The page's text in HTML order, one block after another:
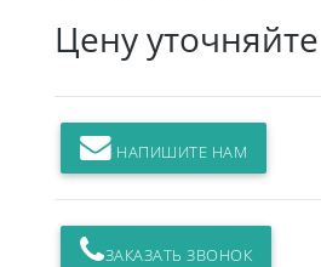
Цену уточняйте
НАПИШИТЕ НАМ
ЗАКАЗАТЬ ЗВОНОК